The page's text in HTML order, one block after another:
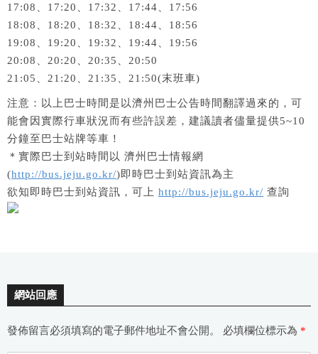
17:08、17:20、17:32、17:44、17:56
18:08、18:20、18:32、18:44、18:56
19:08、19:20、19:32、19:44、19:56
20:08、20:20、20:35、20:50
21:05、21:20、21:35、21:50(末班車)
注意：以上巴士時間是以濟州巴士公告時間翻譯過來的，可
能會因實際行車狀況而有些許誤差，建議讀者儘量提供5~10
分鐘至巴士站牌等車！
＊實際巴士到站時間以 濟州巴士情報網
(http://bus.jeju.go.kr/)即時巴士到站資訊為主
欲知即時巴士到站資訊，可上 http://bus.jeju.go.kr/ 查詢
網站回應
發佈留言必須填寫的電子郵件地址不會公開。 必填欄位標示為 *